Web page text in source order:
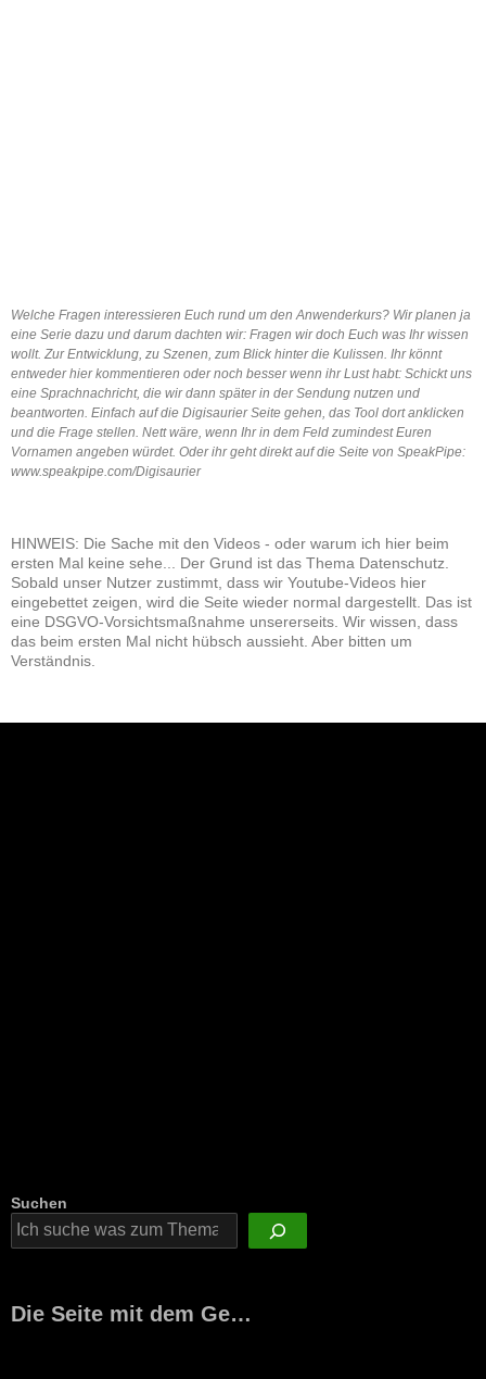
Welche Fragen interessieren Euch rund um den Anwenderkurs? Wir planen ja
eine Serie dazu und darum dachten wir: Fragen wir doch Euch was Ihr wissen
wollt. Zur Entwicklung, zu Szenen, zum Blick hinter die Kulissen. Ihr könnt
entweder hier kommentieren oder noch besser wenn ihr Lust habt: Schickt uns
eine Sprachnachricht, die wir dann später in der Sendung nutzen und
beantworten. Einfach auf die Digisaurier Seite gehen, das Tool dort anklicken
und die Frage stellen. Nett wäre, wenn Ihr in dem Feld zumindest Euren
Vornamen angeben würdet. Oder ihr geht direkt auf die Seite von SpeakPipe:
www.speakpipe.com/Digisaurier
HINWEIS: Die Sache mit den Videos - oder warum ich hier beim
ersten Mal keine sehe... Der Grund ist das Thema Datenschutz.
Sobald unser Nutzer zustimmt, dass wir Youtube-Videos hier
eingebettet zeigen, wird die Seite wieder normal dargestellt. Das ist
eine DSGVO-Vorsichtsmaßnahme unsererseits. Wir wissen, dass
das beim ersten Mal nicht hübsch aussieht. Aber bitten um
Verständnis.
Suchen
Die Seite mit dem Ge…